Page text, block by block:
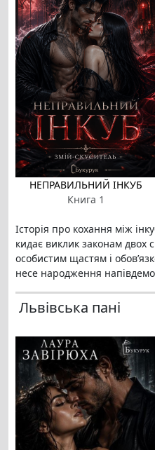
НЕПРАВИЛЬНИЙ ІНКУБ
Книга 1
Історія про кохання між
кидає виклик законам двох
особистим щастям і
несе народження
Львівська пані